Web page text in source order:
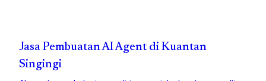
Jasa Pembuatan AI Agent di Kuantan
Singingi